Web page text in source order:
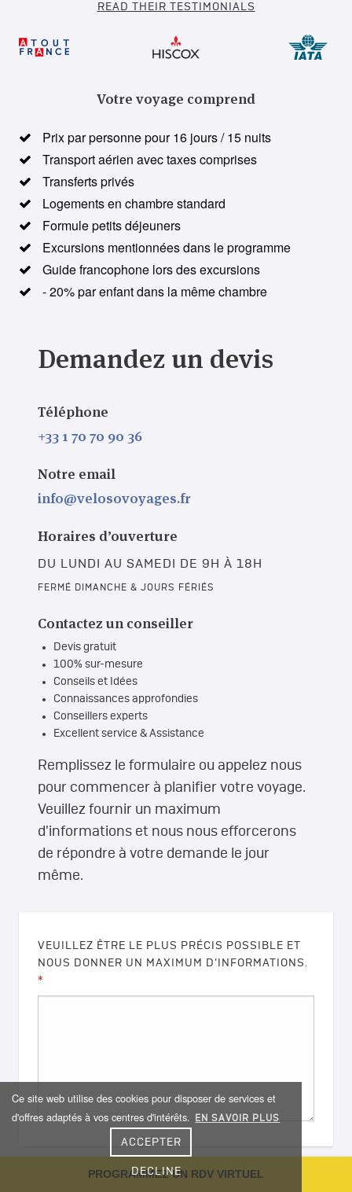
Ce site web utilise des cookies pour disposer de services et
d'offres adaptés à vos centres d'intérêts.
EN SAVOIR PLUS
DECLINE
ACCEPTER
PROGRAMMEZ UN RDV VIRTUEL
READ THEIR TESTIMONIALS
Votre voyage comprend
Prix par personne pour 16 jours / 15 nuits
Transport aérien avec taxes comprises
Transferts privés
Logements en chambre standard
Formule petits déjeuners
Excursions mentionnées dans le programme
Guide francophone lors des excursions
- 20% par enfant dans la même chambre
Demandez un devis
Téléphone
+33 1 70 70 90 36
Notre email
info@velosovoyages.fr
Horaires d’ouverture
DU LUNDI AU SAMEDI DE 9H À 18H
FERMÉ DIMANCHE & JOURS FÉRIÉS
Contactez un conseiller
Devis gratuit
100% sur-mesure
Conseils et Idées
Connaissances approfondies
Conseillers experts
Excellent service & Assistance
Remplissez le formulaire ou appelez nous
pour commencer à planifier votre voyage.
Veuillez fournir un maximum
d'informations et nous nous efforcerons
de répondre à votre demande le jour
même.
VEUILLEZ ÊTRE LE PLUS PRÉCIS POSSIBLE ET
NOUS DONNER UN MAXIMUM D’INFORMATIONS.
*